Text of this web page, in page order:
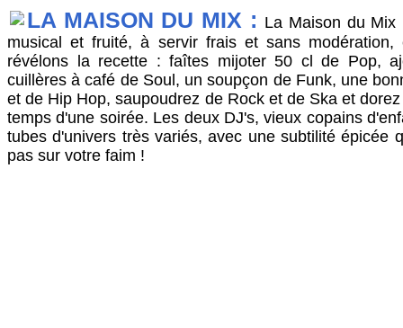
LA MAISON DU MIX : La Maison du Mix
musical et fruité, à servir frais et sans
révélons la recette : faîtes mijoter 50 cl de Pop,
cuillères à café de Soul, un soupçon de Funk, une
et de Hip Hop, saupoudrez de Rock et de Ska et
temps d'une soirée. Les deux DJ's, vieux copains
tubes d'univers très variés, avec une subtilité épicée
pas sur votre faim !